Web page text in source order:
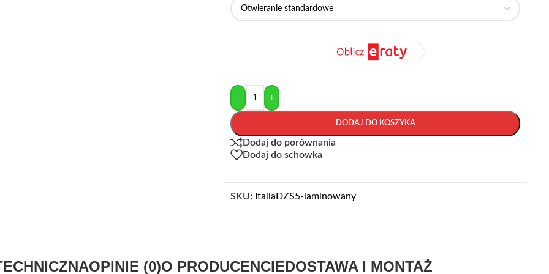
- +
DODAJ DO KOSZYKA
Dodaj do porównania
Dodaj do schowka
SKU: ItaliaDZS5-laminowany
OPINIE (0)O PRODUCENCIEDOSTAWA I MONTAŻ